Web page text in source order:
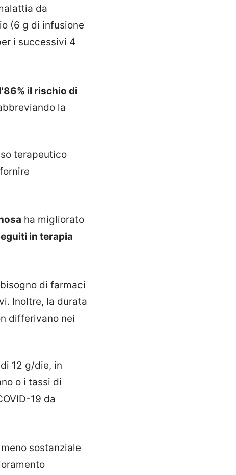
da
(6 g di infusione
i successivi 4
il rischio di
la
terapeutico
ha migliorato
in terapia
di farmaci
Inoltre, la durata
differivano nei
12 g/die, in
o i tassi di
19 da
sostanziale